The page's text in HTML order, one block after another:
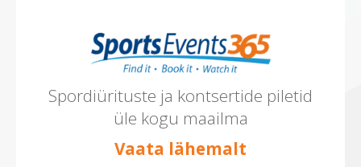
Spordiürituste ja kontsertide piletid
üle kogu maailma
Vaata lähemalt